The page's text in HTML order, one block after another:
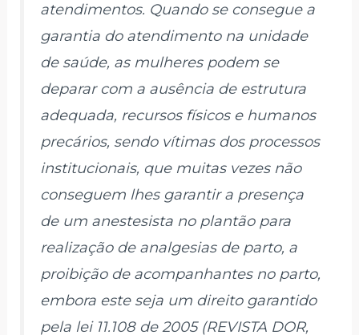
atendimentos. Quando se consegue a
garantia do atendimento na unidade
de saúde, as mulheres podem se
deparar com a ausência de estrutura
adequada, recursos físicos e humanos
precários, sendo vítimas dos processos
institucionais, que muitas vezes não
conseguem lhes garantir a presença
de um anestesista no plantão para
realização de analgesias de parto, a
proibição de acompanhantes no parto,
embora este seja um direito garantido
pela lei 11.108 de 2005 (REVISTA DOR,